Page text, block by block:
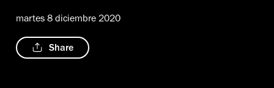
martes 8 diciembre 2020
Share